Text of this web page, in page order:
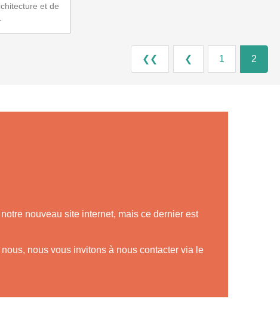
et de
❮❮ ❮ 1 2
nouveau site internet, mais ce dernier est
nous vous invitons à nous contacter via le